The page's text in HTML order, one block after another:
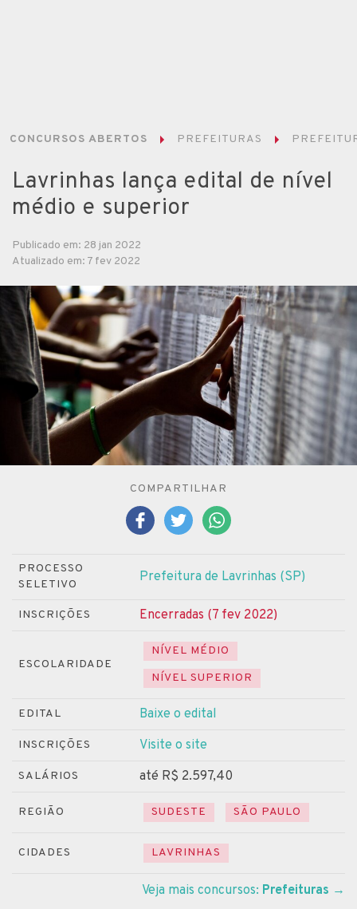
CONCURSOS ABERTOS PREFEITURAS
Lavrinhas lança edital de nível
médio e superior
Publicado em: 28 jan 2022
Atualizado em: 7 fev 2022
COMPARTILHAR
PROCESSO
SELETIVO
Prefeitura de Lavrinhas (SP)
INSCRIÇÕES Encerradas (7 fev 2022)
ESCOLARIDADE
NÍVEL MÉDIO
NÍVEL SUPERIOR
EDITAL Baixe o edital
INSCRIÇÕES Visite o site
SALÁRIOS até R$ 2.597,40
REGIÃO SUDESTE SÃO PAULO
CIDADES LAVRINHAS
Veja mais concursos: Prefeituras →